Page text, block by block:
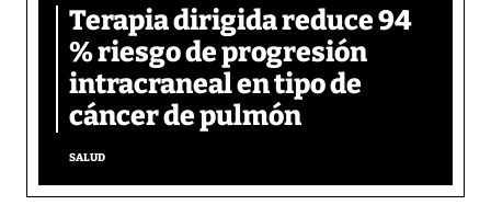
Terapia dirigida reduce 94
% riesgo de progresión
intracraneal en tipo de
cáncer de pulmón
SALUD